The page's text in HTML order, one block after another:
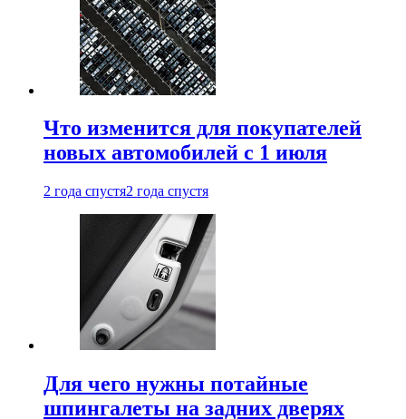
Что изменится для покупателей
новых автомобилей с 1 июля
2 года спустя2 года спустя
Для чего нужны потайные
шпингалеты на задних дверях